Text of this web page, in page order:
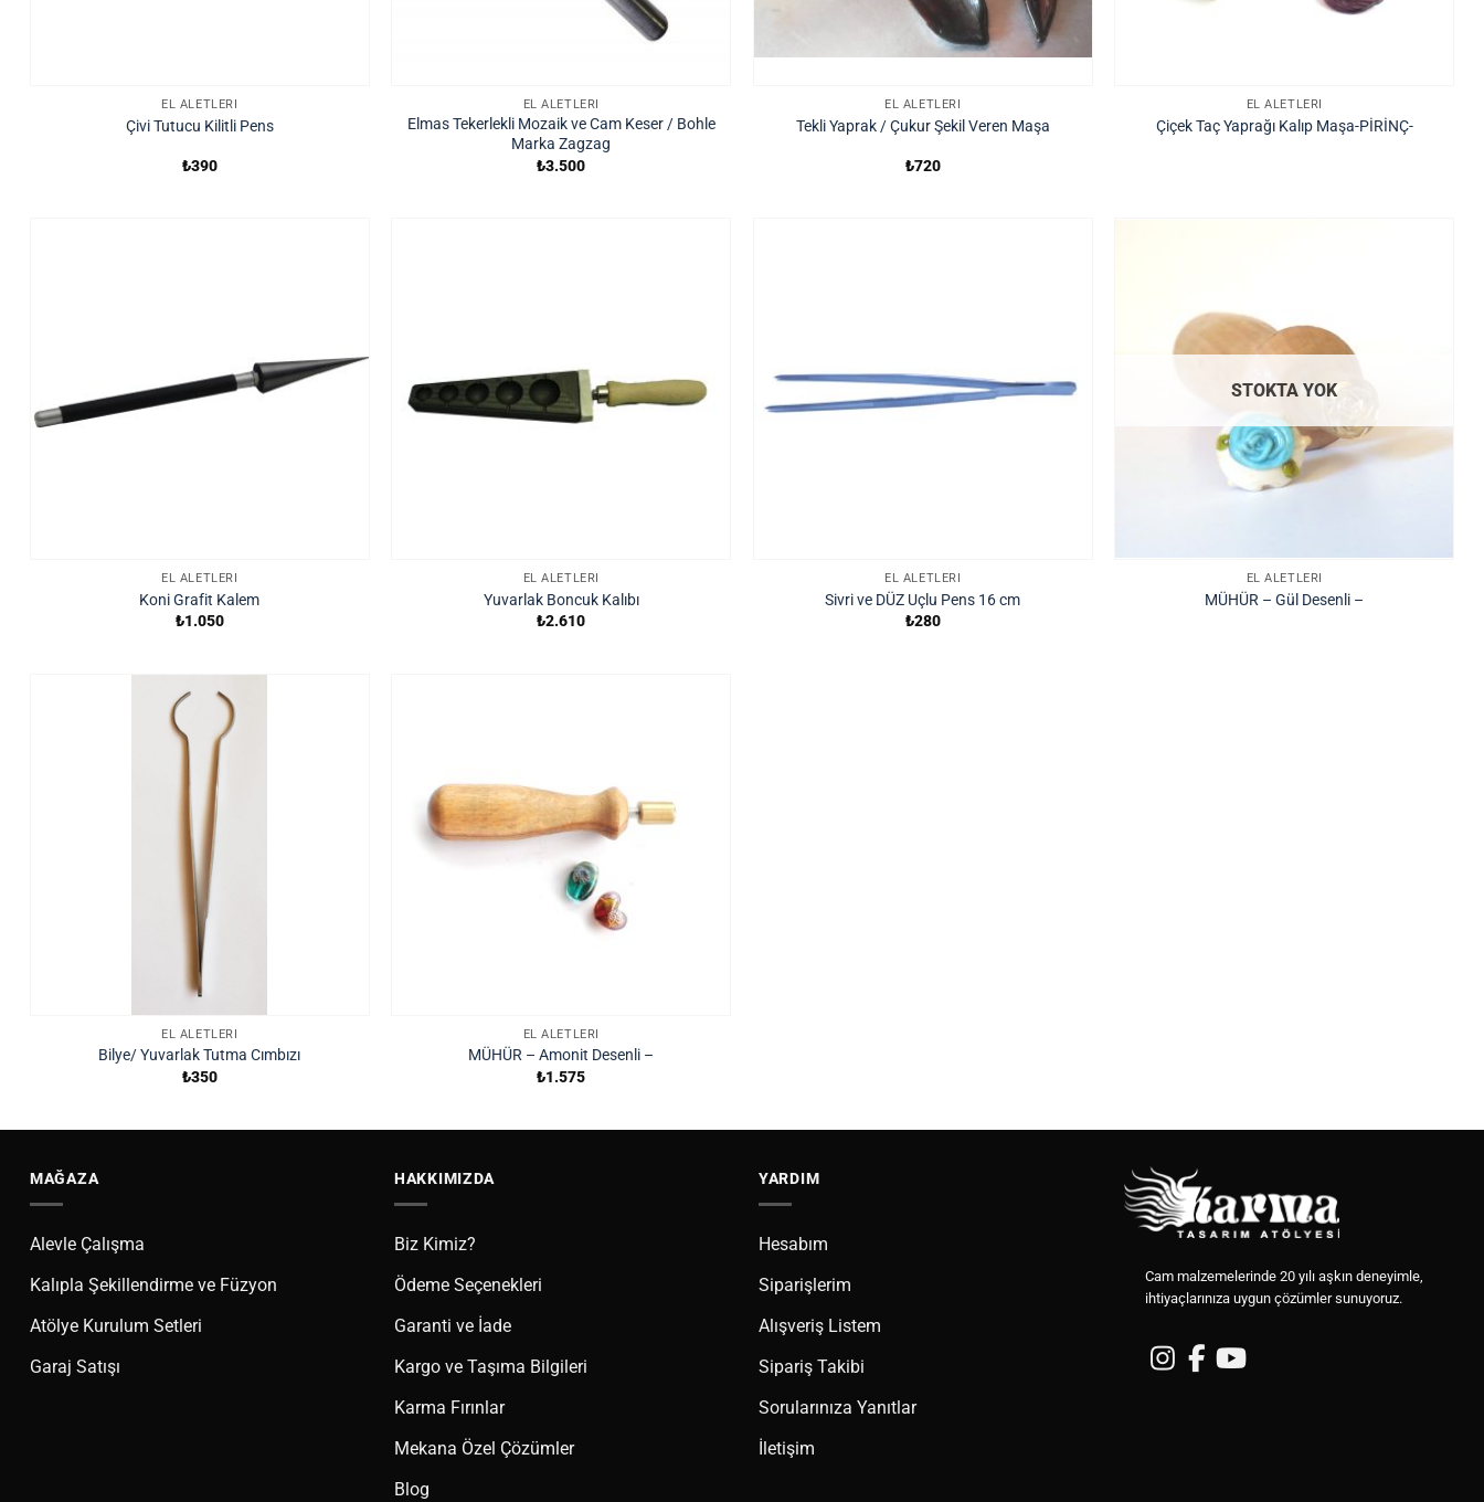
EL ALETLERI
Çivi Tutucu Kilitli Pens
₺390
EL ALETLERI
Elmas Tekerlekli Mozaik ve Cam Keser / Bohle
Marka Zagzag
₺3.500
EL ALETLERI
Tekli Yaprak / Çukur Şekil Veren Maşa
₺720
EL ALETLERI
Çiçek Taç Yaprağı Kalıp Maşa-PİRİNÇ-
EL ALETLERI
Koni Grafit Kalem
₺1.050
EL ALETLERI
Yuvarlak Boncuk Kalıbı
₺2.610
EL ALETLERI
Sivri ve DÜZ Uçlu Pens 16 cm
₺280
STOKTA YOK
EL ALETLERI
MÜHÜR – Gül Desenli –
EL ALETLERI
Bilye/ Yuvarlak Tutma Cımbızı
₺350
EL ALETLERI
MÜHÜR – Amonit Desenli –
₺1.575
MAĞAZA
Alevle Çalışma
Kalıpla Şekillendirme ve Füzyon
Atölye Kurulum Setleri
Garaj Satışı
HAKKIMIZDA
Biz Kimiz?
Ödeme Seçenekleri
Garanti ve İade
Kargo ve Taşıma Bilgileri
Karma Fırınlar
Mekana Özel Çözümler
Blog
YARDIM
Hesabım
Siparişlerim
Alışveriş Listem
Sipariş Takibi
Sorularınıza Yanıtlar
İletişim
Cam malzemelerinde 20 yılı aşkın deneyimle,
ihtiyaçlarınıza uygun çözümler sunuyoruz.